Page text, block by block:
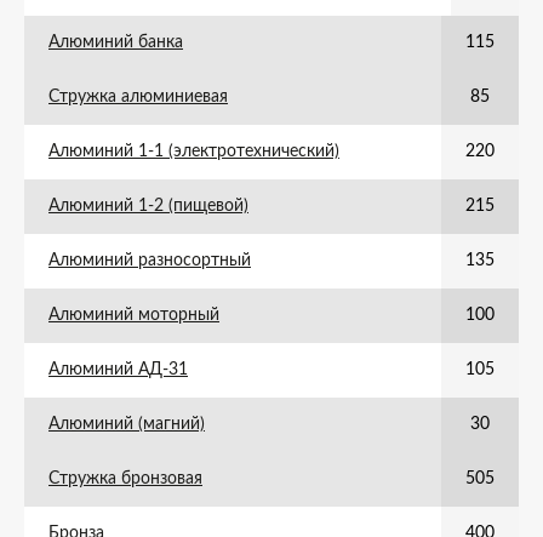
Алюминий банка 115
Стружка алюминиевая 85
Алюминий 1-1 (электротехнический) 220
Алюминий 1-2 (пищевой) 215
Алюминий разносортный 135
Алюминий моторный 100
Алюминий АД-31 105
Алюминий (магний) 30
Стружка бронзовая 505
Бронза 400